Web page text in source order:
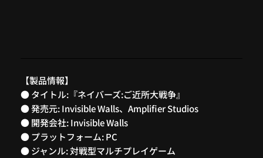
【製品情報】
● タイトル:『ネイバーズ:ご近所大戦争』
● 発売元: Invisible Walls、Amplifier Studios
● 開発会社: Invisible Walls
● プラットフォーム: PC
● ジャンル: 対戦型マルチプレイゲーム